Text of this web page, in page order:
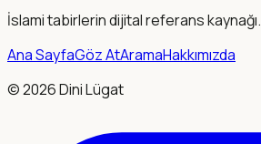
İslami tabirlerin dijital referans kaynağı.
Ana SayfaGöz AtAramaHakkımızda
©2026Dini Lügat